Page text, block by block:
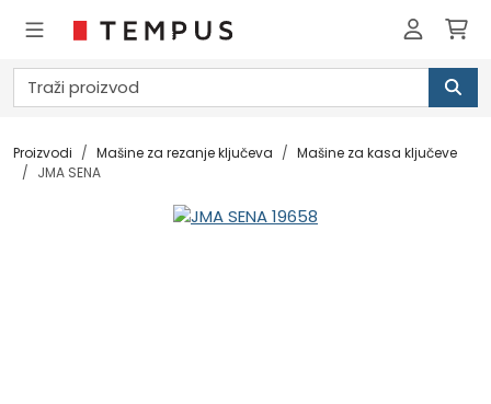
Proizvodi Mašine za rezanje ključeva
Mašine za kasa ključeve
JMA SENA